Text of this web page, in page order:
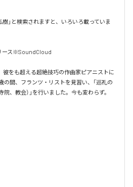
」と検索されますと、いろいろ載っていま
ース※SoundCloud
彼をも超える超絶技巧の作曲家ピアニストに
の間、フランツ・リストを見習い、「巡礼の
、教会）」を行いました。今も変わらず。